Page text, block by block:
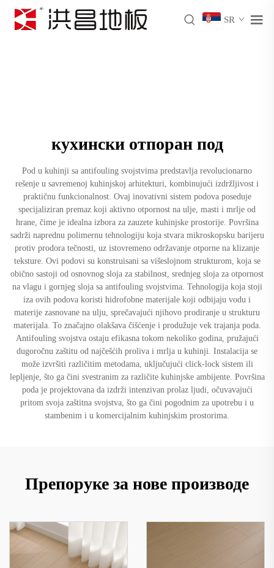
SR
кухински отпоран под
Pod u kuhinji sa antifouling svojstvima predstavlja revolucionarno
rešenje u savremenoj kuhinjskoj arhitekturi, kombinujući izdržljivost i
praktičnu funkcionalnost. Ovaj inovativni sistem podova poseduje
specijaliziran premaz koji aktivno otpornost na ulje, masti i mrlje od
hrane, čime je idealna izbora za zauzete kuhinjske prostorije. Površina
sadrži naprednu polimernu tehnologiju koja stvara mikroskopsku barijeru
protiv prodora tečnosti, uz istovremeno održavanje otporne na klizanje
teksture. Ovi podovi su konstruisani sa višeslojnom strukturom, koja se
obično sastoji od osnovnog sloja za stabilnost, srednjeg sloja za otpornost
na vlagu i gornjeg sloja sa antifouling svojstvima. Tehnologija koja stoji
iza ovih podova koristi hidrofobne materijale koji odbijaju vodu i
materije zasnovane na ulju, sprečavajući njihovo prodiranje u strukturu
materijala. To značajno olakšava čišćenje i produžuje vek trajanja poda.
Antifouling svojstva ostaju efikasna tokom nekoliko godina, pružajući
dugoročnu zaštitu od najčešćih proliva i mrlja u kuhinji. Instalacija se
može izvršiti različitim metodama, uključujući click-lock sistem ili
lepljenje, što ga čini svestranim za različite kuhinjske ambijente. Površina
poda je projektovana da izdrži intenzivan prolaz ljudi, očuvavajući
pritom svoja zaštitna svojstva, što ga čini pogodnim za upotrebu i u
stambenim i u komercijalnim kuhinjskim prostorima.
Препоруке за нове производе